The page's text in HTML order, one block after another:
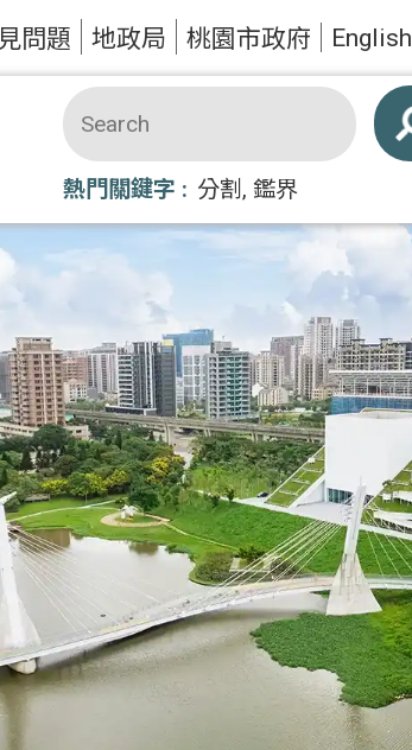
問題 地政局 桃園市政府 English
熱門關鍵字 分割 鑑界